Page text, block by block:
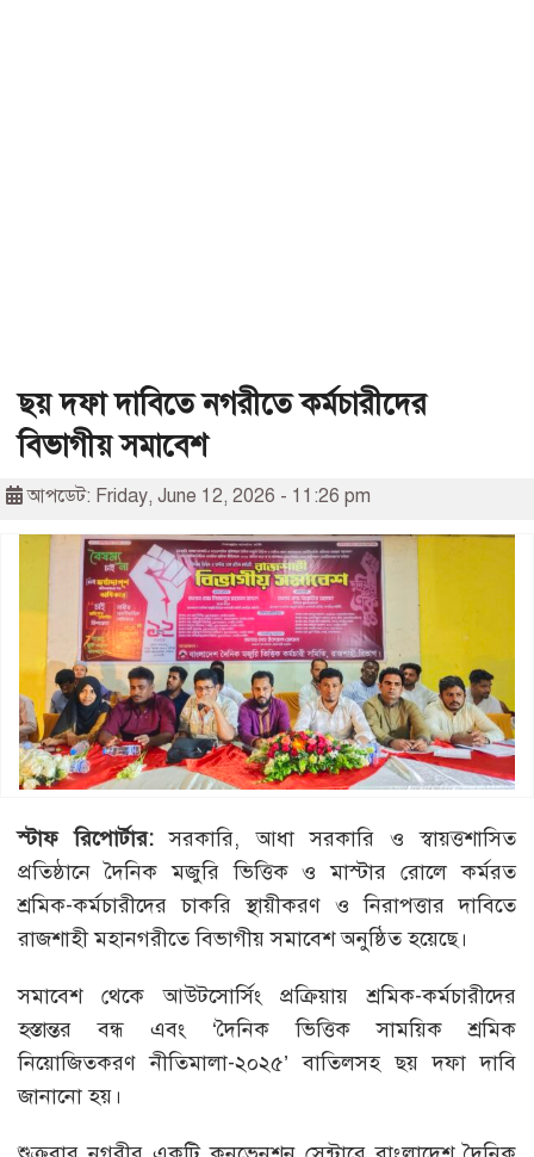
ছয় দফা দাবিতে নগরীতে কর্মচারীদের
বিভাগীয় সমাবেশ
আপডেট: Friday, June 12, 2026 - 11:26 pm
স্টাফ রিপোর্টার: সরকারি, আধা সরকারি ও স্বায়ত্তশাসিত
প্রতিষ্ঠানে দৈনিক মজুরি ভিত্তিক ও মাস্টার রোলে কর্মরত
শ্রমিক-কর্মচারীদের চাকরি স্থায়ীকরণ ও নিরাপত্তার দাবিতে
রাজশাহী মহানগরীতে বিভাগীয় সমাবেশ অনুষ্ঠিত হয়েছে।
সমাবেশ থেকে আউটসোর্সিং প্রক্রিয়ায় শ্রমিক-কর্মচারীদের
হস্তান্তর বন্ধ এবং ‘দৈনিক ভিত্তিক সাময়িক শ্রমিক
নিয়োজিতকরণ নীতিমালা-২০২৫’ বাতিলসহ ছয় দফা দাবি
জানানো হয়।